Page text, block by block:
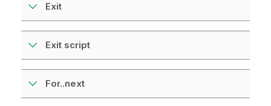
Exit
Exit script
For..next